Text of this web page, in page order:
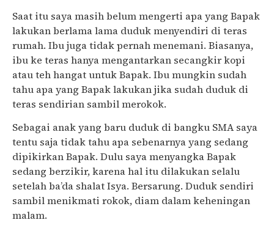
Saat itu saya masih belum mengerti apa yang Bapak
lakukan berlama lama duduk menyendiri di teras
rumah. Ibu juga tidak pernah menemani. Biasanya,
ibu ke teras hanya mengantarkan secangkir kopi
atau teh hangat untuk Bapak. Ibu mungkin sudah
tahu apa yang Bapak lakukan jika sudah duduk di
teras sendirian sambil merokok.
Sebagai anak yang baru duduk di bangku SMA saya
tentu saja tidak tahu apa sebenarnya yang sedang
dipikirkan Bapak. Dulu saya menyangka Bapak
sedang berzikir, karena hal itu dilakukan selalu
setelah ba’da shalat Isya. Bersarung. Duduk sendiri
sambil menikmati rokok, diam dalam keheningan
malam.